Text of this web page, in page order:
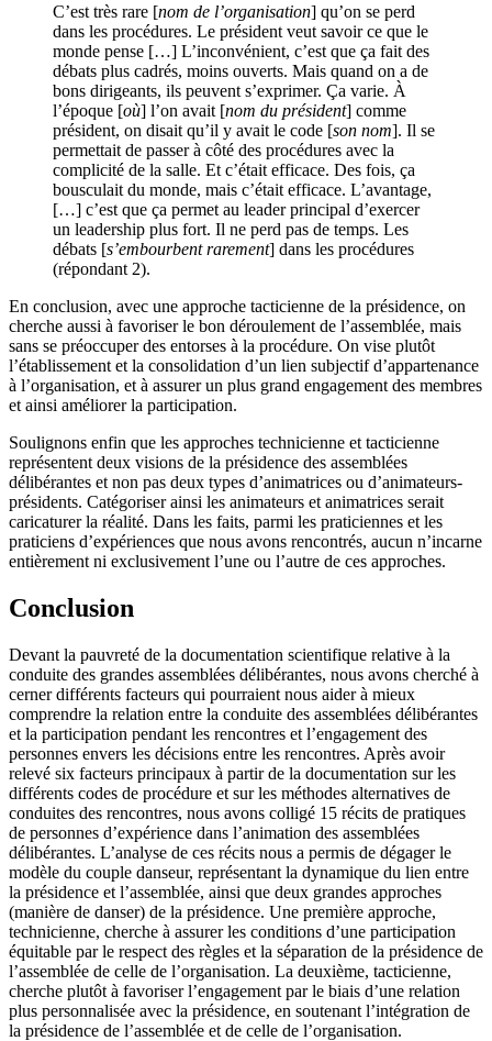
C’est très rare [nom de l’organisation] qu’on se perd
dans les procédures. Le président veut savoir ce que le
monde pense […] L’inconvénient, c’est que ça fait des
débats plus cadrés, moins ouverts. Mais quand on a de
bons dirigeants, ils peuvent s’exprimer. Ça varie. À
l’époque [où] l’on avait [nom du président] comme
président, on disait qu’il y avait le code [son nom]. Il se
permettait de passer à côté des procédures avec la
complicité de la salle. Et c’était efficace. Des fois, ça
bousculait du monde, mais c’était efficace. L’avantage,
[…] c’est que ça permet au leader principal d’exercer
un leadership plus fort. Il ne perd pas de temps. Les
débats [s’embourbent rarement] dans les procédures
(répondant 2).
En conclusion, avec une approche tacticienne de la présidence, on
cherche aussi à favoriser le bon déroulement de l’assemblée, mais
sans se préoccuper des entorses à la procédure. On vise plutôt
l’établissement et la consolidation d’un lien subjectif d’appartenance
à l’organisation, et à assurer un plus grand engagement des membres
et ainsi améliorer la participation.
Soulignons enfin que les approches technicienne et tacticienne
représentent deux visions de la présidence des assemblées
délibérantes et non pas deux types d’animatrices ou d’animateurs-
présidents. Catégoriser ainsi les animateurs et animatrices serait
caricaturer la réalité. Dans les faits, parmi les praticiennes et les
praticiens d’expériences que nous avons rencontrés, aucun n’incarne
entièrement ni exclusivement l’une ou l’autre de ces approches.
Conclusion
Devant la pauvreté de la documentation scientifique relative à la
conduite des grandes assemblées délibérantes, nous avons cherché à
cerner différents facteurs qui pourraient nous aider à mieux
comprendre la relation entre la conduite des assemblées délibérantes
et la participation pendant les rencontres et l’engagement des
personnes envers les décisions entre les rencontres. Après avoir
relevé six facteurs principaux à partir de la documentation sur les
différents codes de procédure et sur les méthodes alternatives de
conduites des rencontres, nous avons colligé 15 récits de pratiques
de personnes d’expérience dans l’animation des assemblées
délibérantes. L’analyse de ces récits nous a permis de dégager le
modèle du couple danseur, représentant la dynamique du lien entre
la présidence et l’assemblée, ainsi que deux grandes approches
(manière de danser) de la présidence. Une première approche,
technicienne, cherche à assurer les conditions d’une participation
équitable par le respect des règles et la séparation de la présidence de
l’assemblée de celle de l’organisation. La deuxième, tacticienne,
cherche plutôt à favoriser l’engagement par le biais d’une relation
plus personnalisée avec la présidence, en soutenant l’intégration de
la présidence de l’assemblée et de celle de l’organisation.